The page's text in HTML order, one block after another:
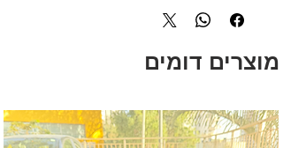
מוצרים דומים